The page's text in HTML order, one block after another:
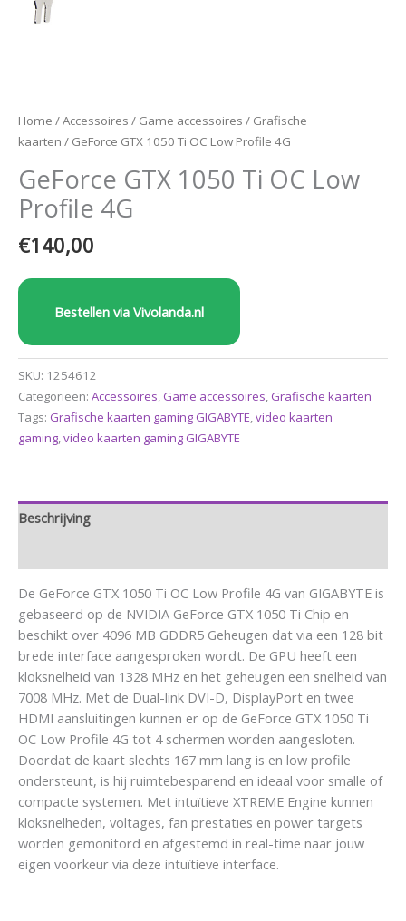
Home /Accessoires / Game accessoires / Grafische
kaarten / GeForce GTX 1050 Ti OC Low Profile 4G
GeForce GTX 1050 Ti OC Low
Profile 4G
€140,00
Bestellen via Vivolanda.nl
SKU: 1254612
Categorieën: Accessoires, Game accessoires, Grafische kaarten
Tags: Grafische kaarten gaming GIGABYTE,video kaarten
gaming,video kaarten gaming GIGABYTE
Beschrijving
De GeForce GTX 1050 Ti OC Low Profile 4G van GIGABYTE is
gebaseerd op de NVIDIA GeForce GTX 1050 Ti Chip en
beschikt over 4096 MB GDDR5 Geheugen dat via een 128 bit
brede interface aangesproken wordt. De GPU heeft een
kloksnelheid van 1328 MHz en het geheugen een snelheid van
7008 MHz. Met de Dual-link DVI-D, DisplayPort en twee
HDMI aansluitingen kunnen er op de GeForce GTX 1050 Ti
OC Low Profile 4G tot 4 schermen worden aangesloten.
Doordat de kaart slechts 167 mm lang is en low profile
ondersteunt, is hij ruimtebesparend en ideaal voor smalle of
compacte systemen. Met intuïtieve XTREME Engine kunnen
kloksnelheden, voltages, fan prestaties en power targets
worden gemonitord en afgestemd in real-time naar jouw
eigen voorkeur via deze intuïtieve interface.